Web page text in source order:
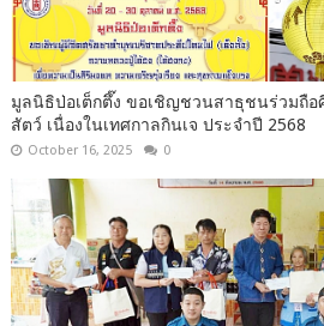
มูลนิธิป่อเต็กตึ๊ง ขอเชิญชวนสาธุชนร่วมถือ
สัตว์ เนื่องในเทศกาลกินเจ ประจำปี 2568
October 16, 2025 0